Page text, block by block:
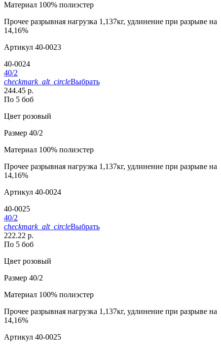
Материал 100% полиэстер
Прочее разрывная нагрузка 1,137кг, удлинение при разрыве на
14,16%
Артикул 40-0023
40-0024
40/2
checkmark_alt_circleВыбрать
244.45 р.
По 5 боб
Цвет розовый
Размер 40/2
Материал 100% полиэстер
Прочее разрывная нагрузка 1,137кг, удлинение при разрыве на
14,16%
Артикул 40-0024
40-0025
40/2
checkmark_alt_circleВыбрать
222.22 р.
По 5 боб
Цвет розовый
Размер 40/2
Материал 100% полиэстер
Прочее разрывная нагрузка 1,137кг, удлинение при разрыве на
14,16%
Артикул 40-0025